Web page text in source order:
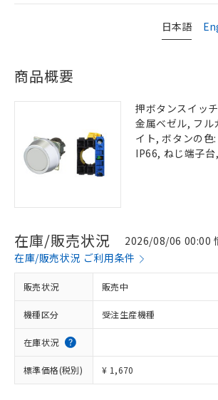
日本語
商品概要
押ボタンスイッ
金属ベゼル, フル
イト, ボタンの色
IP66, ねじ端子
在庫/販売状況
2026/08/06 00:00
在庫/販売状況 ご利用条件
販売状況 販売中
機種区分 受注生産機種
在庫状況
標準価格(税別) ¥ 1,670